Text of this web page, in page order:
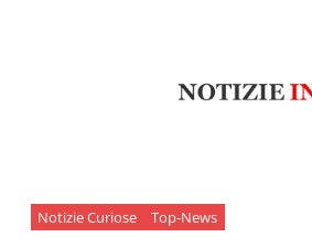
Notizie Curiose Top-News